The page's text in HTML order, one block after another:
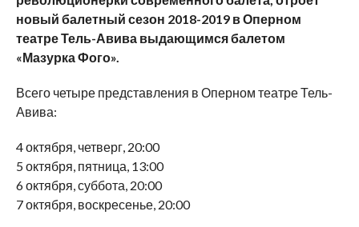
новый балетный сезон 2018-2019 в Оперном
театре Тель-Авива выдающимся балетом
«Мазурка Фого».
Всего четыре представления в Оперном театре Тель-
Авива:
4 октября, четверг, 20:00
5 октября, пятница, 13:00
6 октября, суббота, 20:00
7 октября, воскресенье, 20:00